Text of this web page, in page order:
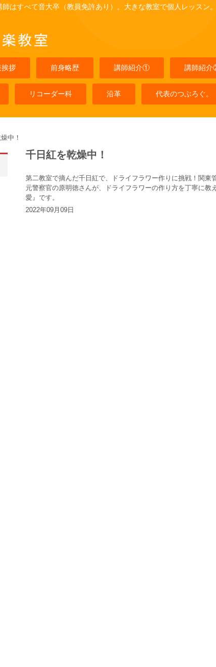
はすべて音大卒（教員免許あり）。大きな教室で個人レッスン。
挨拶 前身略歴 講師紹介① 講師紹
リコーダー科 沿革 代表のつぶろぐ。
中！
千日紅を乾燥中！
第二教室で摘んだ千日紅で、ドライフラワー作りに挑戦！関東
元警察官の原明徳さんが、ドライフラワーの作り方を丁寧に教
愛』です。
2022年09月09日